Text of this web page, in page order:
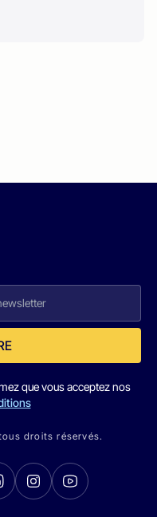
que vous acceptez nos
droits réservés.